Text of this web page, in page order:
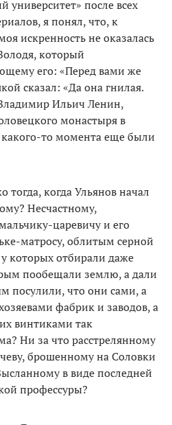
университет» после всех
я понял, что, к
искренность не оказалась
который
его: «Перед вами же
сказал: «Да она гнилая.
Ильич Ленин,
монастыря в
то момента еще были
тогда, когда Ульянов начал
Несчастному,
царевичу и его
матросу, облитым серной
которых отбирали даже
пообещали землю, а дали
посулили, что они сами, а
фабрик и заводов, а
винтиками так
Ни за что расстрелянному
брошенному на Соловки
в виде последней
профессуры?